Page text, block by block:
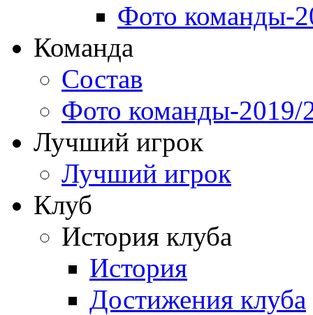
Фото команды-
Команда
Состав
Фото команды-2019/
Лучший игрок
Лучший игрок
Клуб
История клуба
История
Достижения клуба